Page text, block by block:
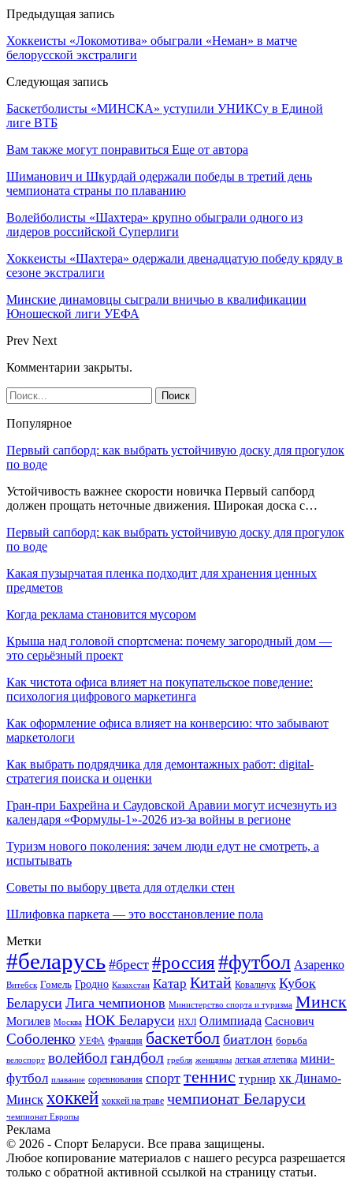
Предыдущая запись
Хоккеисты «Локомотива» обыграли «Неман» в матче
белорусской экстралиги
Следующая запись
Баскетболисты «МИНСКА» уступили УНИКСу в Единой
лиге ВТБ
Вам также могут понравиться Еще от автора
Шиманович и Шкурдай одержали победы в третий день
чемпионата страны по плаванию
Волейболисты «Шахтера» крупно обыграли одного из
лидеров российской Суперлиги
Хоккеисты «Шахтера» одержали двенадцатую победу кряду в
сезоне экстралиги
Минские динамовцы сыграли вничью в квалификации
Юношеской лиги УЕФА
Prev Next
Комментарии закрыты.
Популярное
Первый сапборд: как выбрать устойчивую доску для прогулок
по воде
Устойчивость важнее скорости новичка Первый сапборд
должен прощать неточные движения. Широкая доска с…
Первый сапборд: как выбрать устойчивую доску для прогулок
по воде
Какая пузырчатая пленка подходит для хранения ценных
предметов
Когда реклама становится мусором
Крыша над головой спортсмена: почему загородный дом —
это серьёзный проект
Как чистота офиса влияет на покупательское поведение:
психология цифрового маркетинга
Как оформление офиса влияет на конверсию: что забывают
маркетологи
Как выбрать подрядчика для демонтажных работ: digital-
стратегия поиска и оценки
Гран-при Бахрейна и Саудовской Аравии могут исчезнуть из
календаря «Формулы-1»-2026 из-за войны в регионе
Туризм нового поколения: зачем люди едут не смотреть, а
испытывать
Советы по выбору цвета для отделки стен
Шлифовка паркета — это восстановление пола
Метки
#беларусь #брест #россия#футбол Азаренко
Витебск Гомель Гродно Казахстан Катар Китай Ковальчук Кубок
Беларуси Лига чемпионов Министерство спорта и туризма Минск
Могилев Москва НОК Беларуси НХЛ Олимпиада Саснович
Соболенко УЕФА Франция баскетбол биатлон борьба
велоспорт волейболгандбол гребля женщины легкая атлетика мини-
футбол плавание соревнования спорт теннис турнир хк Динамо-
Минск хоккей хоккей на траве чемпионат Беларуси
чемпионат Европы
Реклама
© 2026 - Спорт Беларуси. Все права защищены.
Любое копирование материалов с нашего ресурса разрешается
только с обратной активной ссылкой на страницу статьи.